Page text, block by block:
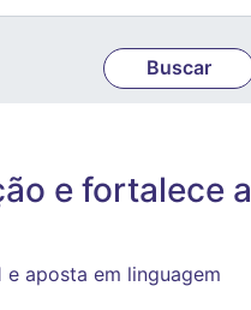
e fortalece a
aposta em linguagem